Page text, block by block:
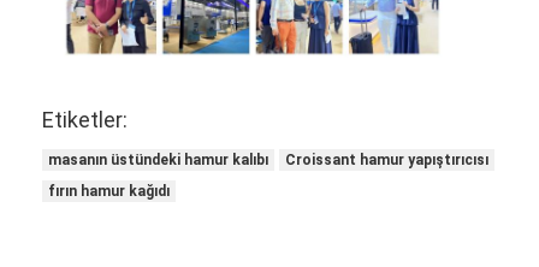
Etiketler:
masanın üstündeki hamur kalıbı
Croissant hamur yapıştırıcısı
fırın hamur kağıdı